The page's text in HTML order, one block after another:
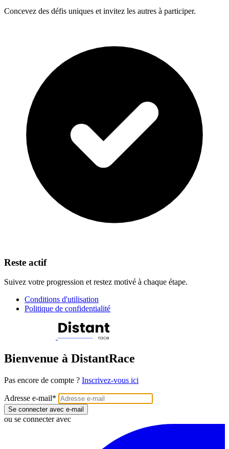
Concevez des défis uniques et invitez les autres à participer.
Reste actif
Suivez votre progression et restez motivé à chaque étape.
Conditions d'utilisation
Politique de confidentialité
Bienvenue à DistantRace
Pas encore de compte ? Inscrivez-vous ici
Adresse e-mail*
Se connecter avec e-mail
ou se connecter avec